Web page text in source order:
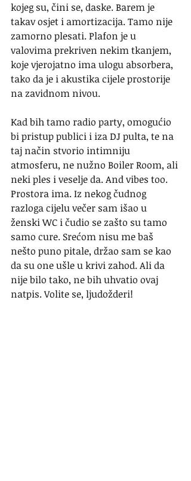
kojeg su, čini se, daske. Barem je
takav osjet i amortizacija. Tamo nije
zamorno plesati. Plafon je u
valovima prekriven nekim tkanjem,
koje vjerojatno ima ulogu absorbera,
tako da je i akustika cijele prostorije
na zavidnom nivou.
Kad bih tamo radio party, omogućio
bi pristup publici i iza DJ pulta, te na
taj način stvorio intimniju
atmosferu, ne nužno Boiler Room, ali
neki ples i veselje da. And vibes too.
Prostora ima. Iz nekog čudnog
razloga cijelu večer sam išao u
ženski WC i čudio se zašto su tamo
samo cure. Srećom nisu me baš
nešto puno pitale, držao sam se kao
da su one ušle u krivi zahod. Ali da
nije bilo tako, ne bih uhvatio ovaj
natpis. Volite se, ljudožderi!